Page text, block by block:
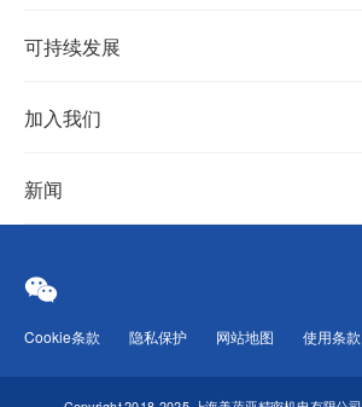
可持续发展
加入我们
新闻
Cookie条款 隐私保护 网站地图 使用条款